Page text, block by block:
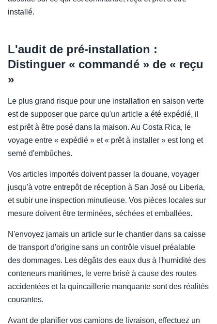
installé.
L'audit de pré-installation :
Distinguer « commandé » de « reçu
»
Le plus grand risque pour une installation en saison verte
est de supposer que parce qu'un article a été expédié, il
est prêt à être posé dans la maison. Au Costa Rica, le
voyage entre « expédié » et « prêt à installer » est long et
semé d'embûches.
Vos articles importés doivent passer la douane, voyager
jusqu'à votre entrepôt de réception à San José ou Liberia,
et subir une inspection minutieuse. Vos pièces locales sur
mesure doivent être terminées, séchées et emballées.
N'envoyez jamais un article sur le chantier dans sa caisse
de transport d'origine sans un contrôle visuel préalable
des dommages. Les dégâts des eaux dus à l'humidité des
conteneurs maritimes, le verre brisé à cause des routes
accidentées et la quincaillerie manquante sont des réalités
courantes.
Avant de planifier vos camions de livraison, effectuez un